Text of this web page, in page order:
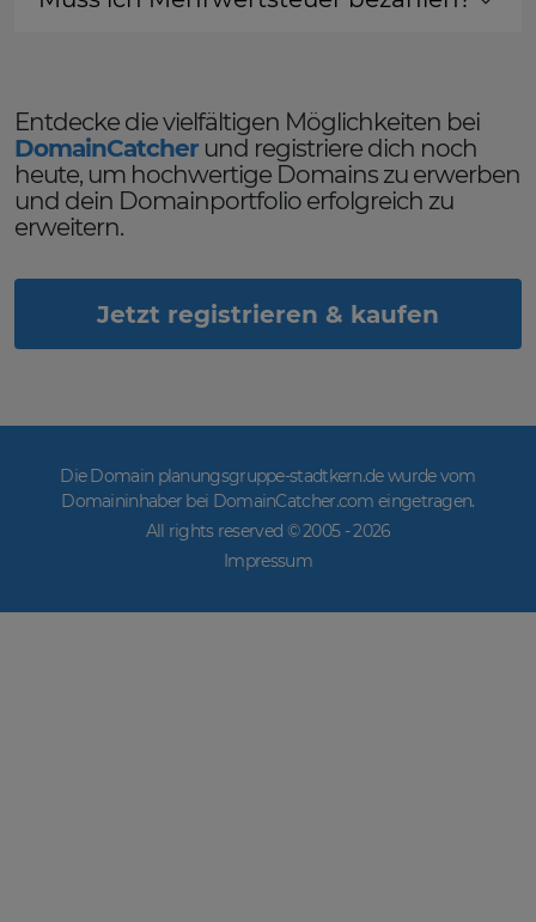
Entdecke die vielfältigen Möglichkeiten bei
DomainCatcher und registriere dich noch
heute, um hochwertige Domains zu erwerben
und dein Domainportfolio erfolgreich zu
erweitern.
Jetzt registrieren & kaufen
Die Domain planungsgruppe-stadtkern.de wurde vom
Domaininhaber bei DomainCatcher.com eingetragen.
All rights reserved © 2005 -2026
Impressum